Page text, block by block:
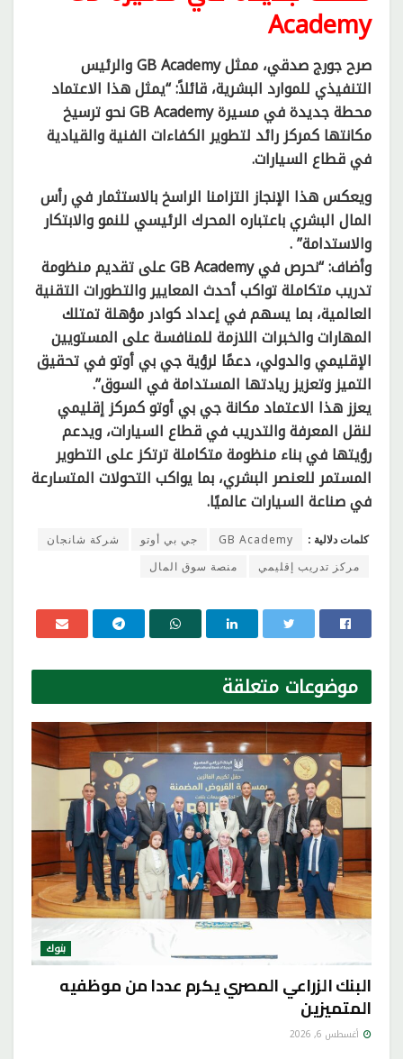
Academy
صرح جورج صدقي، ممثل GB Academy والرئيس
التنفيذي للموارد البشرية، قائلاً: “يمثل هذا الاعتماد
محطة جديدة في مسيرة GB Academy نحو ترسيخ
مكانتها كمركز رائد لتطوير الكفاءات الفنية والقيادية
في قطاع السيارات.
ويعكس هذا الإنجاز التزامنا الراسخ بالاستثمار في رأس
المال البشري باعتباره المحرك الرئيسي للنمو والابتكار
والاستدامة” .
وأضاف: “نحرص في GB Academy على تقديم منظومة
تدريب متكاملة تواكب أحدث المعايير والتطورات التقنية
العالمية، بما يسهم في إعداد كوادر مؤهلة تمتلك
المهارات والخبرات اللازمة للمنافسة على المستويين
الإقليمي والدولي، دعمًا لرؤية جي بي أوتو في تحقيق
التميز وتعزيز ريادتها المستدامة في السوق”.
يعزز هذا الاعتماد مكانة جي بي أوتو كمركز إقليمي
لنقل المعرفة والتدريب في قطاع السيارات، ويدعم
رؤيتها في بناء منظومة متكاملة ترتكز على التطوير
المستمر للعنصر البشري، بما يواكب التحولات المتسارعة
في صناعة السيارات عالميًا.
كلمات دلالية : GB Academy جي بي أوتو
شركة شانجان
مركز تدريب إقليمي
منصة سوق المال
موضوعات متعلقة
بنوك
البنك الزراعي المصري يكرم عددا من موظفيه
المتميزين
أغسطس 6, 2026